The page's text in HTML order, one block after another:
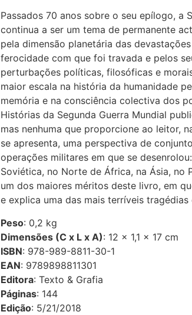
Passados 70 anos sobre o seu epílogo, a
continua a ser um tema de permanente
pela dimensão planetária das
ferocidade com que foi travada e pelos
perturbações políticas, filosóficas e
maior escala na história da humanidade
memória e na consciência colectiva dos
Histórias da Segunda Guerra Mundial
mas nenhuma que proporcione ao leitor,
se apresenta, uma perspectiva de
operações militares em que se
Soviética, no Norte de África, na Ásia, no
um dos maiores méritos deste livro, em
e explica uma das mais terríveis tragédias
Peso: 0,2 kg
Dimensões (C x L x A): 12 × 1,1 × 17 cm
ISBN: 978-989-8811-30-1
EAN: 9789898811301
Editora: Texto & Grafia
Páginas: 144
Edição: 5/21/2018